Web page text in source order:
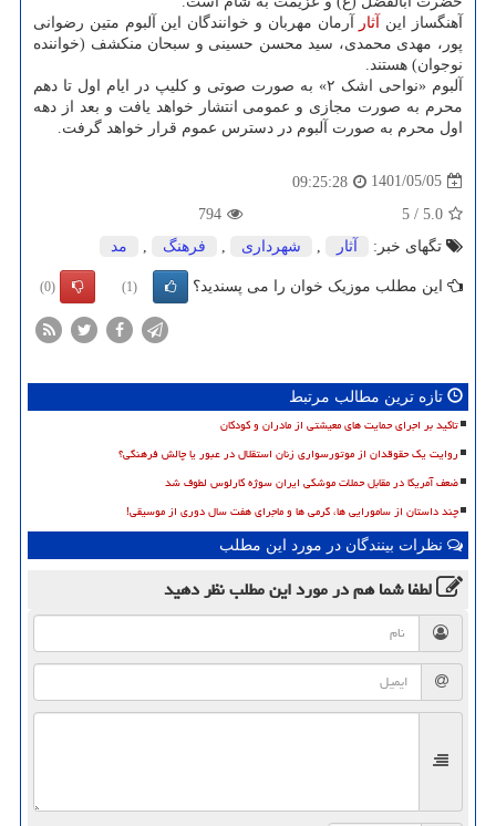
آهنگساز این آثار آرمان مهربان و خوانندگان این آلبوم متین رضوانی
پور، مهدی محمدی، سید محسن حسینی و سبحان منکشف (خواننده
نوجوان) هستند.
آلبوم «نواحی اشک ۲» به صورت صوتی و کلیپ در ایام اول تا دهم
محرم به صورت مجازی و عمومی انتشار خواهد یافت و بعد از دهه
اول محرم به صورت آلبوم در دسترس عموم قرار خواهد گرفت.
1401/05/05
09:25:28
5.0
/
5
794
تگهای خبر:
آثار شهرداری فرهنگ مد
این مطلب موزیک خوان را می پسندید؟ (1)
(0)
تازه ترین مطالب مرتبط
تاکید بر اجرای حمایت های معیشتی از مادران و کودکان
روایت یک حقوقدان از موتورسواری زنان استقلال در عبور یا چالش فرهنگی؟
ضعف آمریکا در مقابل حملات موشکی ایران سوژه کارلوس لطوف شد
چند داستان از سامورایی ها، گرمی ها و ماجرای هفت سال دوری از موسیقی!
نظرات بینندگان در مورد این مطلب
لطفا شما همدر مورد این مطلبنظر دهید